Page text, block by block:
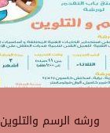
ورشه الرسم والتلوين